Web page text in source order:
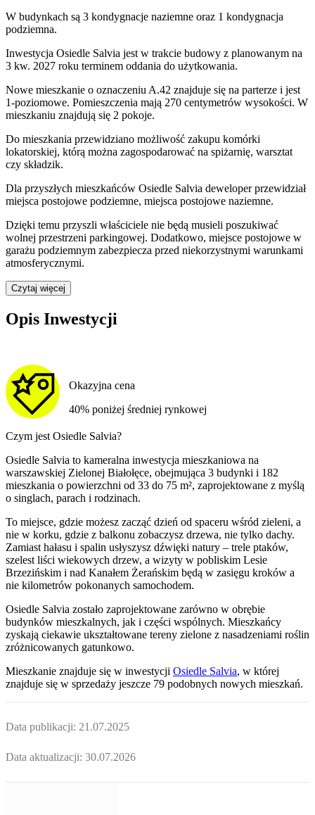
W budynkach są 3 kondygnacje naziemne oraz 1 kondygnacja
podziemna.
Inwestycja Osiedle Salvia jest w trakcie budowy z planowanym na
3 kw. 2027 roku terminem oddania do użytkowania.
Nowe mieszkanie o oznaczeniu A.42 znajduje się na parterze i jest
1-poziomowe. Pomieszczenia mają 270 centymetrów wysokości. W
mieszkaniu znajdują się 2 pokoje.
Do mieszkania przewidziano możliwość zakupu komórki
lokatorskiej, którą można zagospodarować na spiżarnię, warsztat
czy składzik.
Dla przyszłych mieszkańców Osiedle Salvia deweloper przewidział
miejsca postojowe podziemne, miejsca postojowe naziemne.
Dzięki temu przyszli właściciele nie będą musieli poszukiwać
wolnej przestrzeni parkingowej. Dodatkowo, miejsce postojowe w
garażu podziemnym zabezpiecza przed niekorzystnymi warunkami
atmosferycznymi.
Czytaj więcej
Opis Inwestycji
Okazyjna cena
40% poniżej średniej rynkowej
Czym jest Osiedle Salvia?
Osiedle Salvia to kameralna inwestycja mieszkaniowa na
warszawskiej Zielonej Białołęce, obejmująca 3 budynki i 182
mieszkania o powierzchni od 33 do 75 m², zaprojektowane z myślą
o singlach, parach i rodzinach.
To miejsce, gdzie możesz zacząć dzień od spaceru wśród zieleni, a
nie w korku, gdzie z balkonu zobaczysz drzewa, nie tylko dachy.
Zamiast hałasu i spalin usłyszysz dźwięki natury – trele ptaków,
szelest liści wiekowych drzew, a wizyty w pobliskim Lesie
Brzezińskim i nad Kanałem Żerańskim będą w zasięgu kroków a
nie kilometrów pokonanych samochodem.
Osiedle Salvia zostało zaprojektowane zarówno w obrębie
budynków mieszkalnych, jak i części wspólnych. Mieszkańcy
zyskają ciekawie ukształtowane tereny zielone z nasadzeniami roślin
zróżnicowanych gatunkowo.
Mieszkanie znajduje się w inwestycji Osiedle Salvia, w której
znajduje się w sprzedaży jeszcze 79 podobnych nowych mieszkań.
Data publikacji: 21.07.2025
Data aktualizacji: 30.07.2026